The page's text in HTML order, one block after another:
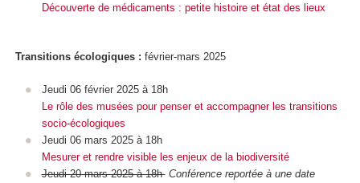
Découverte de médicaments : petite histoire et état des lieux
Transitions écologiques : février-mars 2025
Jeudi 06 février 2025 à 18h
Le rôle des musées pour penser et accompagner les transitions
socio-écologiques
Jeudi 06 mars 2025 à 18h
Mesurer et rendre visible les enjeux de la biodiversité
Jeudi 20 mars 2025 à 18h Conférence reportée à une date